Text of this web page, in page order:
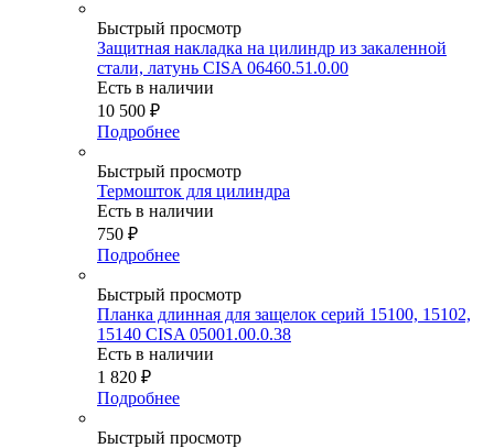
Быстрый просмотр
Защитная накладка на цилиндр из закаленной
стали, латунь CISA 06460.51.0.00
Есть в наличии
10 500 ₽
Подробнее
Быстрый просмотр
Термошток для цилиндра
Есть в наличии
750 ₽
Подробнее
Быстрый просмотр
Планка длинная для защелок серий 15100, 15102,
15140 CISA 05001.00.0.38
Есть в наличии
1 820 ₽
Подробнее
Быстрый просмотр